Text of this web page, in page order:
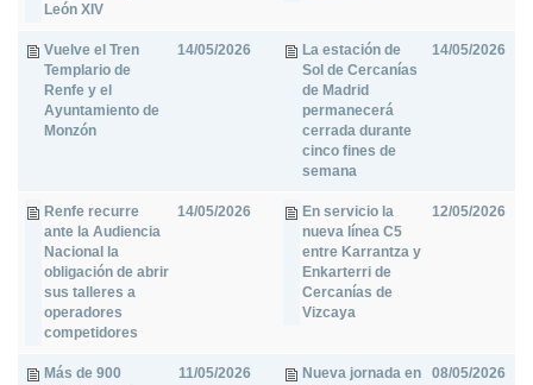
León XIV
Vuelve el Tren
Templario de
Renfe y el
Ayuntamiento de
Monzón
14/05/2026
La estación de
Sol de Cercanías
de Madrid
permanecerá
cerrada durante
cinco fines de
semana
14/05/2026
Renfe recurre
ante la Audiencia
Nacional la
obligación de abrir
sus talleres a
operadores
competidores
14/05/2026
En servicio la
nueva línea C5
entre Karrantza y
Enkarterri de
Cercanías de
Vizcaya
12/05/2026
Más de 900
11/05/2026
Nueva jornada en
08/05/2026